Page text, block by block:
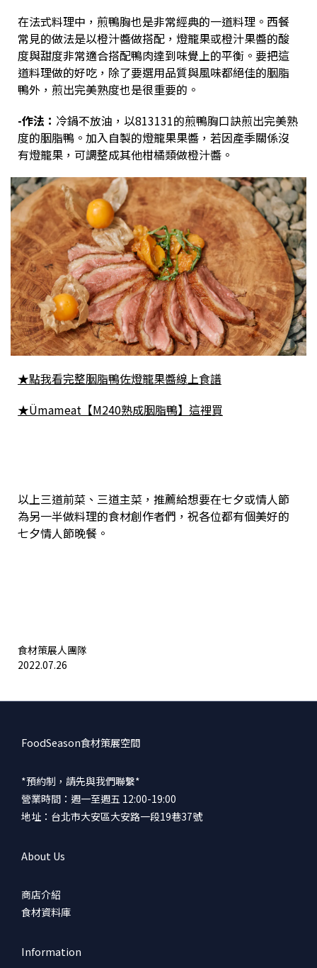
在法式料理中，煎鴨胸也是非常經典的一道料理。西餐
常見的做法是以橙汁醬做搭配，燈籠果或橙汁果醬的酸
度與甜度非常適合搭配鴨肉達到味覺上的平衡。 要把這
道料理做的好吃，除了要選用品質與風味都絕佳的胭脂
鴨外，煎出完美熟度也是很重要的。
-作法： 冷鍋不放油，以813131的煎鴨胸口訣煎出完美熟
度的胭脂鴨。加入自製的燈籠果果醬，若因產季關係沒
有燈籠果，可調整成其他柑橘類做橙汁醬。
★點我看完整胭脂鴨佐燈籠果醬線上食譜
★Ümameat【M240熟成胭脂鴨】這裡買
以上三道前菜、三道主菜，推薦給想要在七夕或情人節
為另一半做料理的食材創作者們，祝各位都有個美好的
七夕情人節晚餐。
食材策展人團隊
2022.07.26
FoodSeason食材策展空間
*預約制，請先與我們聯繫*
營業時間：週一至週五 12:00-19:00
地址：台北市大安區大安路一段19巷37號
About Us
商店介紹
食材資料庫
Information